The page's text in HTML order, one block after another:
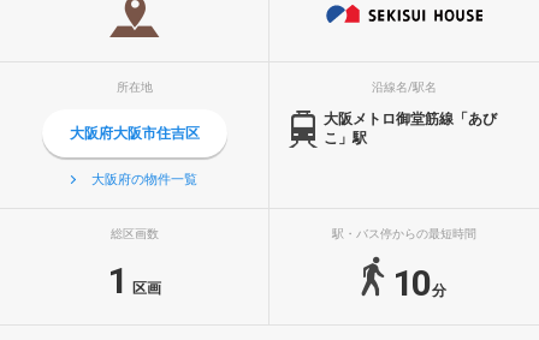
所在地
大阪府大阪市住吉区
大阪府の物件一覧
沿線名/駅名
大阪メトロ御堂筋線「あび
こ」駅
総区画数
1 区画
駅・バス停からの最短時間
10分